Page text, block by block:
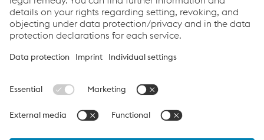
Links
Assistenza e supporto
Carriera
Termini e condizioni
Code of Conduct
Protezione dei dati
Cookie settings
Language